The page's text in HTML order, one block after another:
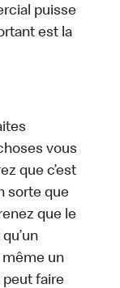
puisse
est la
vous
que c’est
sorte que
que le
même un
faire